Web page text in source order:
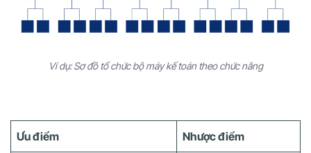
Ví dụ: Sơ đồ tổ chức bộ máy kế toán theo chức năng
Ưu điểm Nhược điểm